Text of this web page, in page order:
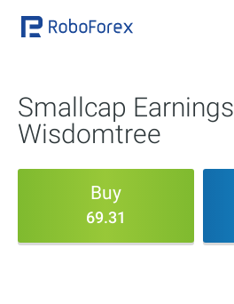
Smallcap Earnings
Wisdomtree
Buy
69.31